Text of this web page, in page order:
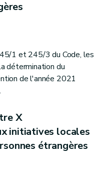
1 et 245/3 du Code, les
détermination du
de l'année 2021
X
initiatives locales
étrangères